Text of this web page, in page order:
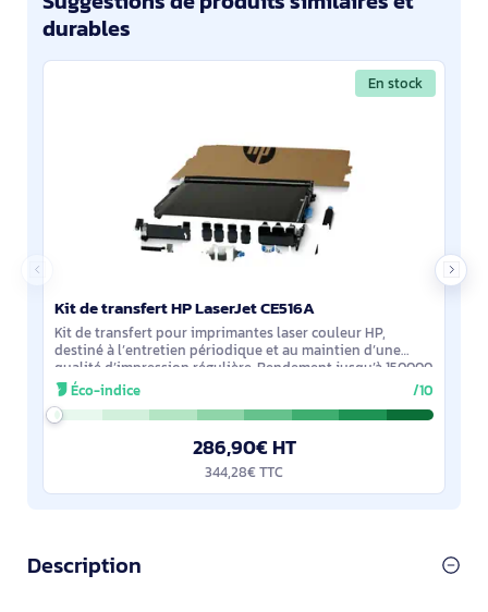
durables
En stock
Kit de transfert HP LaserJet CE516A
Kit de transfert pour imprimantes laser couleur HP,
destiné à l’entretien périodique et au maintien d’une
qualité d’impression régulière. Rendement jusqu’à 150000
pages. Compatible avec LaserJet
Éco-indice /10
286,90€ HT
344,28€ TTC
Description